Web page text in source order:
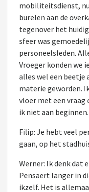
mobiliteitsdienst,
burelen aan de
tegenover het
sfeer was
personeelsleden.
Vroeger konden we
alles wel een beetje
materie geworden.
vloer met een vraag
ik niet aan
Filip: Je hebt veel
gaan, op het
Werner: Ik denk dat
Pensaert langer in
ikzelf. Het is